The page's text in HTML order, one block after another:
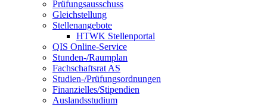
Prüfungsausschuss
Gleichstellung
Stellenangebote
HTWK Stellenportal
QIS Online-Service
Stunden-/Raumplan
Fachschaftsrat AS
Studien-/Prüfungsordnungen
Finanzielles/Stipendien
Auslandsstudium